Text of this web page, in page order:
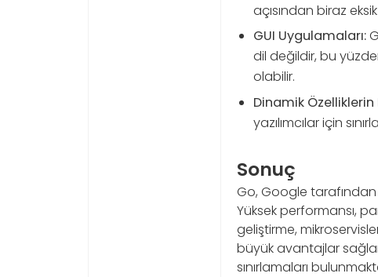
açısından biraz
GUI Uygulamaları:
dil değildir, bu
olabilir.
Dinamik Özelliklerin
yazılımcılar için
Sonuç
Go, Google tarafından
Yüksek performansı,
geliştirme,
büyük avantajlar
sınırlamaları